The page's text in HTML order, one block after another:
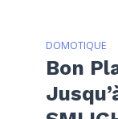
DOMOTIQUE
Bon